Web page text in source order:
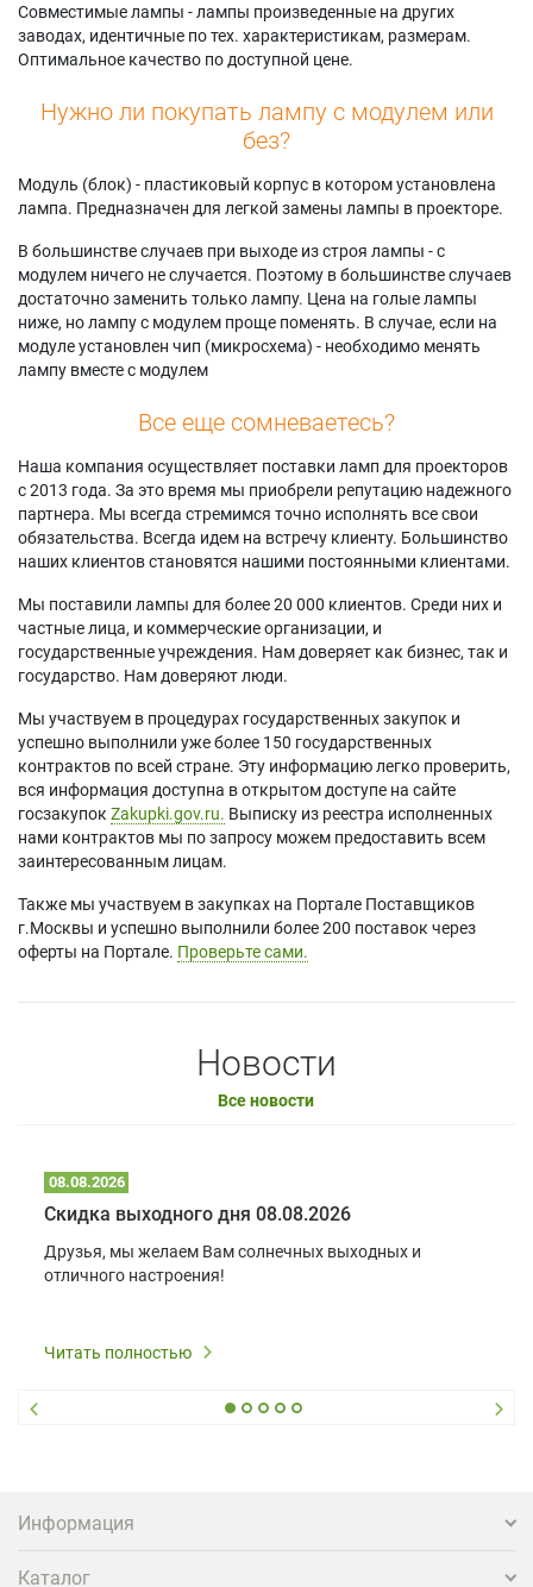
Совместимые лампы - лампы произведенные на других
заводах, идентичные по тех. характеристикам, размерам.
Оптимальное качество по доступной цене.
Нужно ли покупать лампу с модулем или
без?
Модуль (блок) - пластиковый корпус в котором установлена
лампа. Предназначен для легкой замены лампы в проекторе.
В большинстве случаев при выходе из строя лампы - с
модулем ничего не случается. Поэтому в большинстве случаев
достаточно заменить только лампу. Цена на голые лампы
ниже, но лампу с модулем проще поменять. В случае, если на
модуле установлен чип (микросхема) - необходимо менять
лампу вместе с модулем
Все еще сомневаетесь?
Наша компания осуществляет поставки ламп для проекторов
с 2013 года. За это время мы приобрели репутацию надежного
партнера. Мы всегда стремимся точно исполнять все свои
обязательства. Всегда идем на встречу клиенту. Большинство
наших клиентов становятся нашими постоянными клиентами.
Мы поставили лампы для более 20 000 клиентов. Среди них и
частные лица, и коммерческие организации, и
государственные учреждения. Нам доверяет как бизнес, так и
государство. Нам доверяют люди.
Мы участвуем в процедурах государственных закупок и
успешно выполнили уже более 150 государственных
контрактов по всей стране. Эту информацию легко проверить,
вся информация доступна в открытом доступе на сайте
госзакупок Zakupki.gov.ru. Выписку из реестра исполненных
нами контрактов мы по запросу можем предоставить всем
заинтересованным лицам.
Также мы участвуем в закупках на Портале Поставщиков
г.Москвы и успешно выполнили более 200 поставок через
оферты на Портале. Проверьте сами.
Новости
Все новости
08.08.2026
Скидка выходного дня 08.08.2026
Друзья, мы желаем Вам солнечных выходных и
отличного настроения!
Читать полностью
Информация
Каталог